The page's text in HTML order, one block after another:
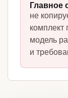
Главное
не
комплект
модель
и